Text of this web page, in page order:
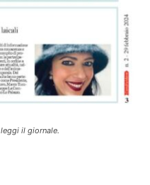
il giornale.